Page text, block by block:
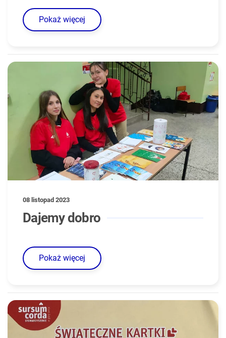
Pokaż więcej
08 listopad 2023
Dajemy dobro
Pokaż więcej